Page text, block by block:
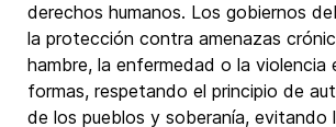
derechos humanos. Los gobiernos
la protección contra amenazas
hambre, la enfermedad o la violencia
formas, respetando el principio de
de los pueblos y soberanía, evitando